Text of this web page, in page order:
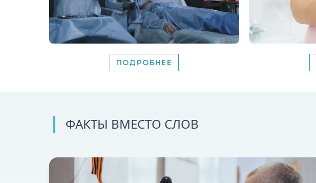
ПОДРОБНЕЕ
ФАКТЫ ВМЕСТО СЛОВ